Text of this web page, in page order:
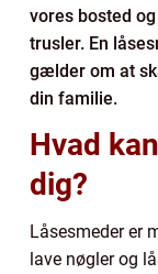
vores bosted
trusler. En
gælder om at
din familie.
Hvad
dig?
Låsesmeder er
lave nøgler og